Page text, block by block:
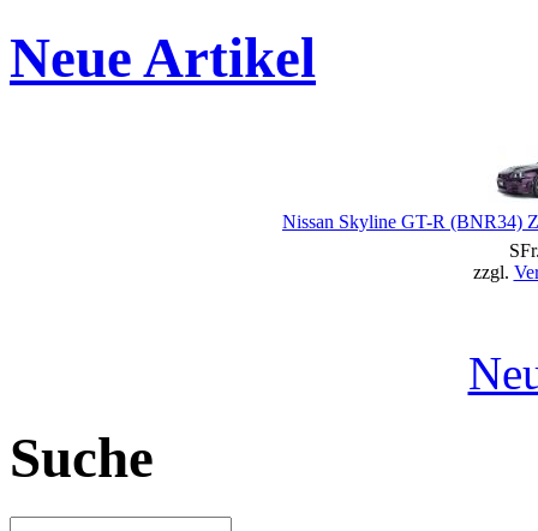
Neue Artikel
Nissan Skyline GT-R (BNR34)
zzgl.
Suche